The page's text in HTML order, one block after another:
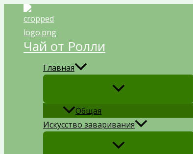
Перейти
содержимому
Чай от Ролли
Главная
Общая
Искусство заваривания